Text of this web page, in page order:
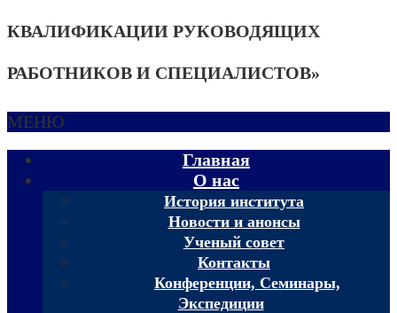
КВАЛИФИКАЦИИ РУКОВОДЯЩИХ
РАБОТНИКОВ И СПЕЦИАЛИСТОВ»
МЕНЮ
Главная
О нас
История института
Новости и анонсы
Ученый совет
Контакты
Конференции, Семинары,
Экспедиции